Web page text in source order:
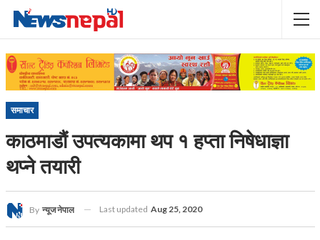
समाचार
काठमाडौं उपत्यकामा थप १ हप्ता निषेधाज्ञा
थप्ने तयारी
By न्यूज नेपाल Last updated Aug 25, 2020